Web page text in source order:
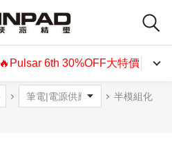
🔥Pulsar 6th 30%OFF大特價🔥
半模組化